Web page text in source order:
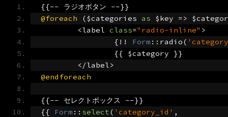
{{-- ラジオボタン
--}}
@foreach
($categories as $key =>
<label class="radio-inline" >
{!!
Form :: radio(
{{ $category }}
</label>
@endforeach
{{-- セレクトボックス
--}}
{{
Form :: select( 'category_id' ,